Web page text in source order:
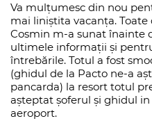
Va mulțumesc din nou
mai liniștita vacanța.
Cosmin m-a sunat înainte
ultimele informații și
întrebările. Totul a fost
(ghidul de la Pacto ne-a
pancarda) la resort totul
așteptat șoferul și ghidul
aeroport.